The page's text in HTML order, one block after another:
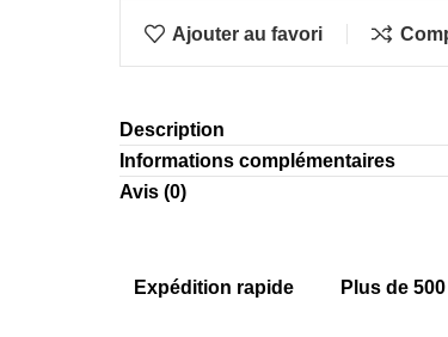
Ajouter au favori
Description
Informations complémentaires
Avis (0)
Expédition rapide Plus de